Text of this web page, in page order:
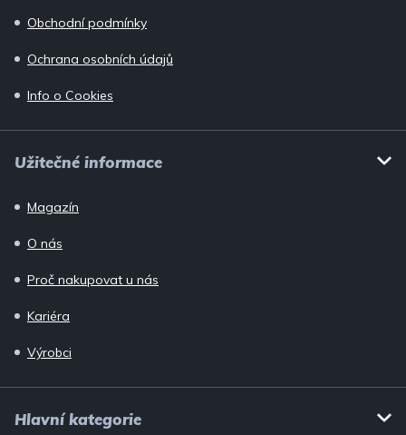
Obchodní podmínky
Ochrana osobních údajů
Info o Cookies
Užitečné informace
Magazín
O nás
Proč nakupovat u nás
Kariéra
Výrobci
Hlavní kategorie